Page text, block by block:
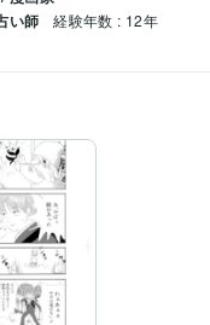
い師
経験年数 : 12年